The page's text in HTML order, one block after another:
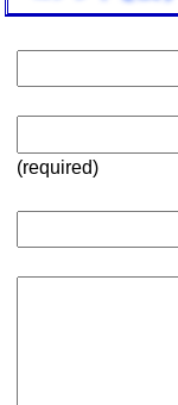
(required)